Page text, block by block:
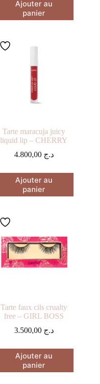
Ajouter au
panier
Tarte maracuja juicy
liquid lip – CHERRY
د.ج 4.800,00
Ajouter au
panier
Tarte faux cils crualty
free – GIRL BOSS
د.ج 3.500,00
Ajouter au
panier